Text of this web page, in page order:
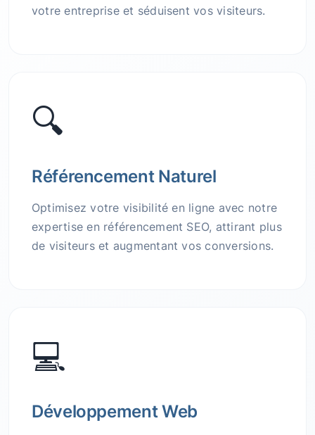
votre entreprise et séduisent vos visiteurs.
🔍
Référencement Naturel
Optimisez votre visibilité en ligne avec notre
expertise en référencement SEO, attirant plus
de visiteurs et augmentant vos conversions.
💻
Développement Web